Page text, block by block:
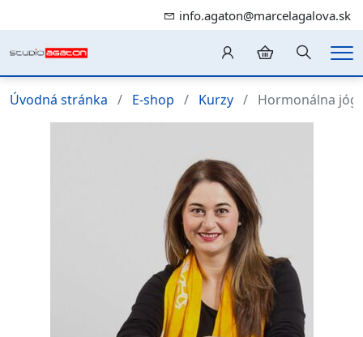
info.agaton@marcelagalova.sk
Hledání
Úvodná stránka E-shop Kurzy Hormonálna